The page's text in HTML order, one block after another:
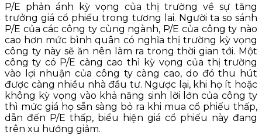
P/E phản ánh kỳ vọng của thị trường về sự tăng
trưởng giá cổ phiếu trong tương lai. Người ta so sánh
P/E của các công ty cùng ngành, P/E của công ty nào
cao hơn mức bình quân có nghĩa thị trường kỳ vọng
công ty này sẽ ăn nên làm ra trong thời gian tới. Một
công ty có P/E càng cao thì kỳ vọng của thị trường
vào lợi nhuận của công ty càng cao, do đó thu hút
được càng nhiều nhà đầu tư. Ngược lại, khi họ ít hoặc
không kỳ vọng vào khả năng sinh lời lớn của công ty
thì mức giá họ sẵn sàng bỏ ra khi mua cổ phiếu thấp,
dẫn đến P/E thấp, biểu hiện giá cổ phiếu này đang
trên xu hướng giảm.